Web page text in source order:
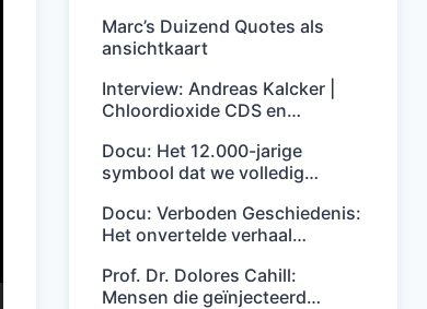
Marc’s Duizend Quotes als
ansichtkaart
Interview: Andreas Kalcker |
Chloordioxide CDS en…
Docu: Het 12.000-jarige
symbool dat we volledig…
Docu: Verboden Geschiedenis:
Het onvertelde verhaal…
Prof. Dr. Dolores Cahill:
Mensen die geïnjecteerd…